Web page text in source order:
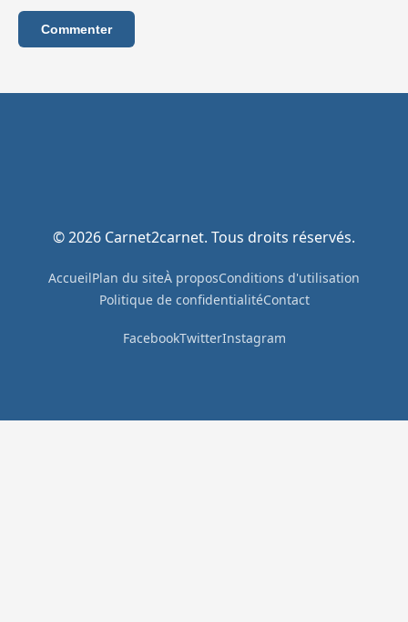
Commenter
© 2026 Carnet2carnet. Tous droits réservés.
AccueilPlan du siteÀ proposConditions d'utilisation
Politique de confidentialitéContact
FacebookTwitterInstagram